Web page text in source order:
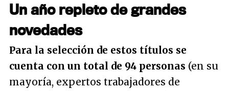
Un año repleto de grandes
novedades
Para la selección de estos títulos se
cuenta con un total de 94 personas (en su
mayoría, expertos trabajadores de